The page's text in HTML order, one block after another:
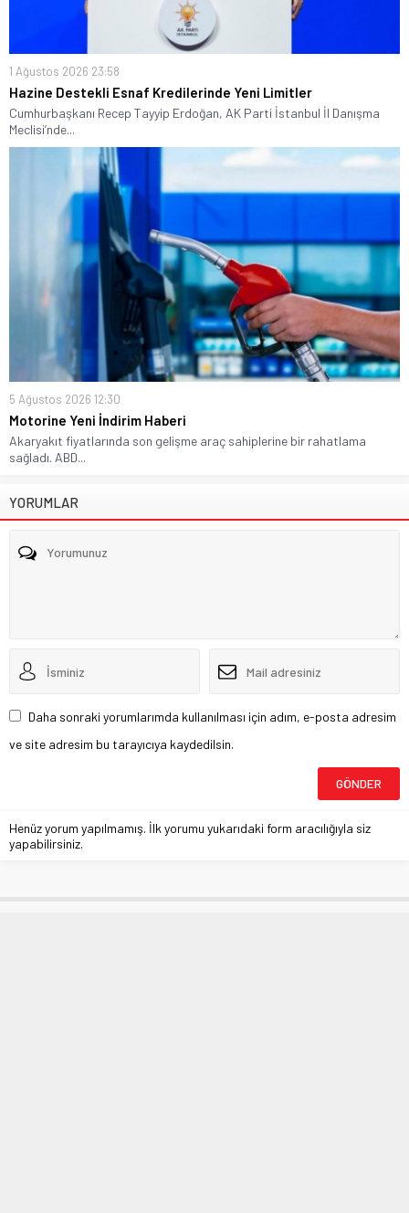
1 Ağustos 2026 23:58
Hazine Destekli Esnaf Kredilerinde Yeni Limitler
Cumhurbaşkanı Recep Tayyip Erdoğan, AK Parti İstanbul İl Danışma
Meclisi’nde...
5 Ağustos 2026 12:30
Motorine Yeni İndirim Haberi
Akaryakıt fiyatlarında son gelişme araç sahiplerine bir rahatlama
sağladı. ABD...
YORUMLAR
Daha sonraki yorumlarımda kullanılması için adım, e-posta adresim
ve site adresim bu tarayıcıya kaydedilsin.
Henüz yorum yapılmamış. İlk yorumu yukarıdaki form aracılığıyla siz
yapabilirsiniz.